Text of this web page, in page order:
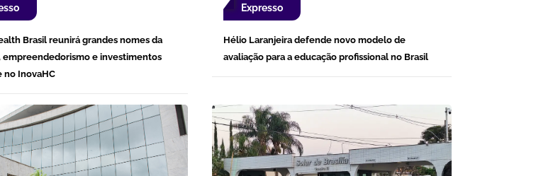
Brasil reunirá grandes nomes da
empreendedorismo e investimentos
no InovaHC
Expresso
Hélio Laranjeira defende novo modelo de
avaliação para a educação profissional no Brasil